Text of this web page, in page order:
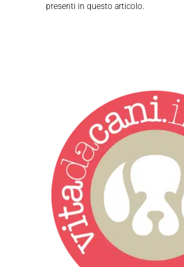
presenti in questo articolo.